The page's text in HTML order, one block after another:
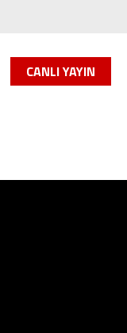
CANLI YAYIN